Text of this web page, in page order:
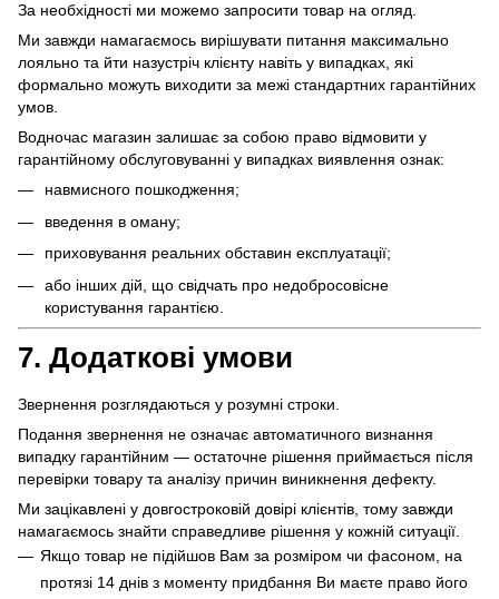
За необхідності ми можемо запросити товар на огляд.
Ми завжди намагаємось вирішувати питання максимально
лояльно та йти назустріч клієнту навіть у випадках, які
формально можуть виходити за межі стандартних гарантійних
умов.
Водночас магазин залишає за собою право відмовити у
гарантійному обслуговуванні у випадках виявлення ознак:
навмисного пошкодження;
введення в оману;
приховування реальних обставин експлуатації;
або інших дій, що свідчать про недобросовісне
користування гарантією.
7. Додаткові умови
Звернення розглядаються у розумні строки.
Подання звернення не означає автоматичного визнання
випадку гарантійним — остаточне рішення приймається після
перевірки товару та аналізу причин виникнення дефекту.
Ми зацікавлені у довгостроковій довірі клієнтів, тому завжди
намагаємось знайти справедливе рішення у кожній ситуації.
Якщо товар не підійшов Вам за розміром чи фасоном, на
протязі 14 днів з моменту придбання Ви маєте право його